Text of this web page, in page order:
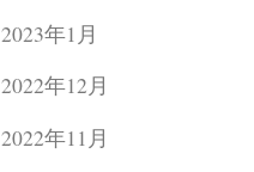
2023年1月
2022年12月
2022年11月